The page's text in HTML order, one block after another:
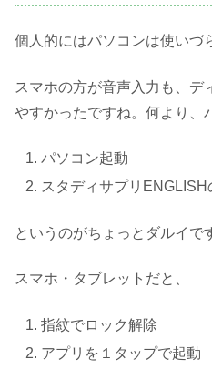
個人的にはパソコンは使いづ
スマホの方が音声入力も、デ
やすかったですね。何より、
パソコン起動
スタディサプリENGLISH
というのがちょっとダルイで
スマホ・タブレットだと、
指紋でロック解除
アプリを１タップで起動